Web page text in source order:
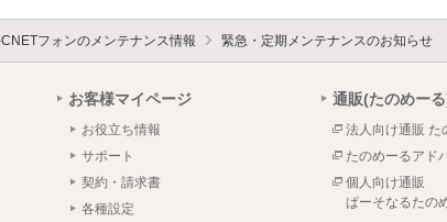
フォンのメンテナンス情報 緊急・定期メンテナンスのお知らせ
お客様マイページ
お役立ち情報
サポート
契約・請求書
各種設定
通販(たのめー
法人向け通販 た
たのめーるアド
個人向け通販
ぱーそなるたの